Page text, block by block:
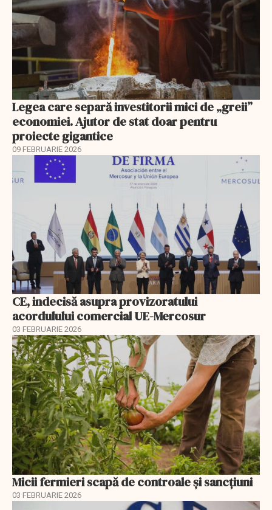
Legea care separă investitorii mici de „greii”
economiei. Ajutor de stat doar pentru
proiecte gigantice
09 FEBRUARIE 2026
CE, indecisă asupra provizoratului
acordulului comercial UE-Mercosur
03 FEBRUARIE 2026
Micii fermieri scapă de controale și sancțiuni
03 FEBRUARIE 2026